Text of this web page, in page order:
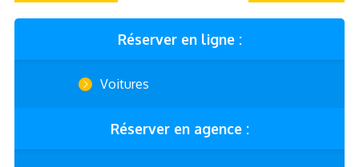
Réserver en ligne :
Voitures
Réserver en agence :